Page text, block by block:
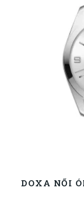
DOXA NŐI